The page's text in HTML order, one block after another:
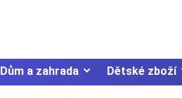
Dům a zahrada Dětské zboží